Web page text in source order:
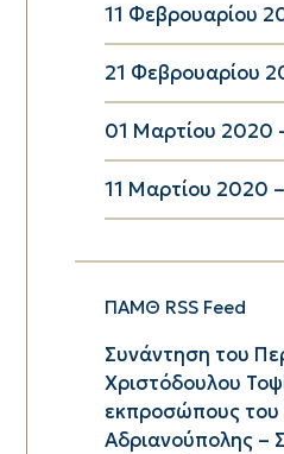
11 Φεβρουαρίου
21 Φεβρουαρίου
01 Μαρτίου 2020
11 Μαρτίου 2020
ΠΑΜΘ RSS Feed
Συνάντηση του
Χριστόδουλου
εκπροσώπους του
Αδριανούπολης –